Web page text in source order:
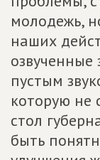
молодежь,
наших
озвученные
пустым
которую не
стол
быть